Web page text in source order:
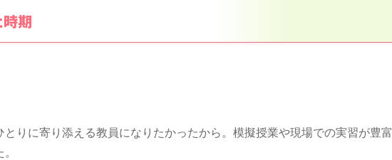
期
りに寄り添える教員になりたかったから。模擬授業や現場での実習が豊富